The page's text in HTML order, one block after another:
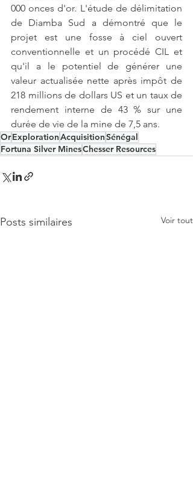
000 onces d'or. L'étude de délimitation
de Diamba Sud a démontré que le
projet est une fosse à ciel ouvert
conventionnelle et un procédé CIL et
qu'il a le potentiel de générer une
valeur actualisée nette après impôt de
218 millions de dollars US et un taux de
rendement interne de 43 % sur une
durée de vie de la mine de 7,5 ans.
OrExplorationAcquisitionSénégal
Fortuna Silver MinesChesser Resources
Posts similaires Voir tout